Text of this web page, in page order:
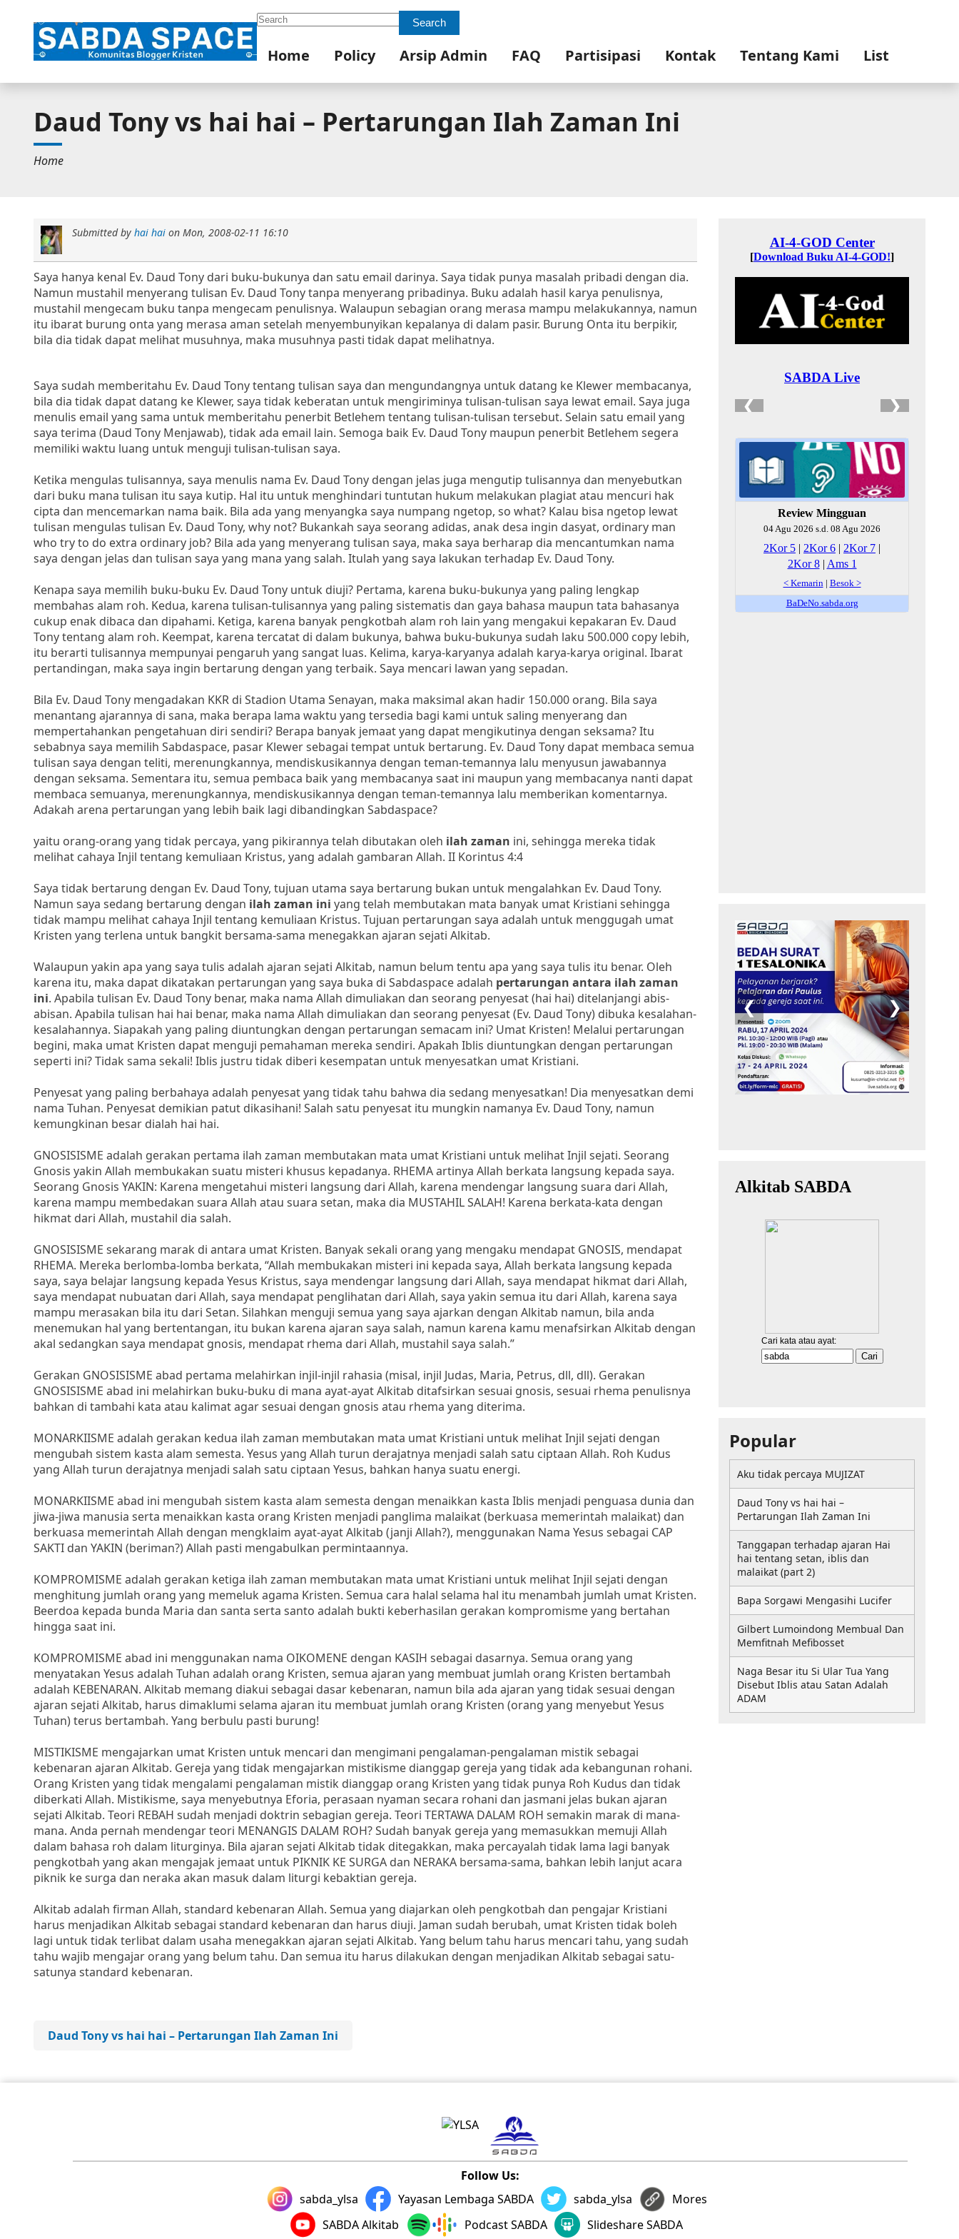
Search Search
Home Policy Arsip Admin FAQ Partisipasi Kontak Tentang Kami List
Daud Tony vs hai hai – Pertarungan Ilah Zaman Ini
Home
Submitted by hai hai on Mon, 2008-02-11 16:10
Saya hanya kenal Ev. Daud Tony dari buku-bukunya dan satu email darinya. Saya tidak punya masalah pribadi dengan dia.
Namun mustahil menyerang tulisan Ev. Daud Tony tanpa menyerang pribadinya. Buku adalah hasil karya penulisnya,
mustahil mengecam buku tanpa mengecam penulisnya. Walaupun sebagian orang merasa mampu melakukannya, namun
itu ibarat burung onta yang merasa aman setelah menyembunyikan kepalanya di dalam pasir. Burung Onta itu berpikir,
bila dia tidak dapat melihat musuhnya, maka musuhnya pasti tidak dapat melihatnya.
Saya sudah memberitahu Ev. Daud Tony tentang tulisan saya dan mengundangnya untuk datang ke Klewer membacanya,
bila dia tidak dapat datang ke Klewer, saya tidak keberatan untuk mengiriminya tulisan-tulisan saya lewat email. Saya juga
menulis email yang sama untuk memberitahu penerbit Betlehem tentang tulisan-tulisan tersebut. Selain satu email yang
saya terima (Daud Tony Menjawab), tidak ada email lain. Semoga baik Ev. Daud Tony maupun penerbit Betlehem segera
memiliki waktu luang untuk menguji tulisan-tulisan saya.
Ketika mengulas tulisannya, saya menulis nama Ev. Daud Tony dengan jelas juga mengutip tulisannya dan menyebutkan
dari buku mana tulisan itu saya kutip. Hal itu untuk menghindari tuntutan hukum melakukan plagiat atau mencuri hak
cipta dan mencemarkan nama baik. Bila ada yang menyangka saya numpang ngetop, so what? Kalau bisa ngetop lewat
tulisan mengulas tulisan Ev. Daud Tony, why not? Bukankah saya seorang adidas, anak desa ingin dasyat, ordinary man
who try to do extra ordinary job? Bila ada yang menyerang tulisan saya, maka saya berharap dia mencantumkan nama
saya dengan jelas dan tulisan saya yang mana yang salah. Itulah yang saya lakukan terhadap Ev. Daud Tony.
Kenapa saya memilih buku-buku Ev. Daud Tony untuk diuji? Pertama, karena buku-bukunya yang paling lengkap
membahas alam roh. Kedua, karena tulisan-tulisannya yang paling sistematis dan gaya bahasa maupun tata bahasanya
cukup enak dibaca dan dipahami. Ketiga, karena banyak pengkotbah alam roh lain yang mengakui kepakaran Ev. Daud
Tony tentang alam roh. Keempat, karena tercatat di dalam bukunya, bahwa buku-bukunya sudah laku 500.000 copy lebih,
itu berarti tulisannya mempunyai pengaruh yang sangat luas. Kelima, karya-karyanya adalah karya-karya original. Ibarat
pertandingan, maka saya ingin bertarung dengan yang terbaik. Saya mencari lawan yang sepadan.
Bila Ev. Daud Tony mengadakan KKR di Stadion Utama Senayan, maka maksimal akan hadir 150.000 orang. Bila saya
menantang ajarannya di sana, maka berapa lama waktu yang tersedia bagi kami untuk saling menyerang dan
mempertahankan pengetahuan diri sendiri? Berapa banyak jemaat yang dapat mengikutinya dengan seksama? Itu
sebabnya saya memilih Sabdaspace, pasar Klewer sebagai tempat untuk bertarung. Ev. Daud Tony dapat membaca semua
tulisan saya dengan teliti, merenungkannya, mendiskusikannya dengan teman-temannya lalu menyusun jawabannya
dengan seksama. Sementara itu, semua pembaca baik yang membacanya saat ini maupun yang membacanya nanti dapat
membaca semuanya, merenungkannya, mendiskusikannya dengan teman-temannya lalu memberikan komentarnya.
Adakah arena pertarungan yang lebih baik lagi dibandingkan Sabdaspace?
yaitu orang-orang yang tidak percaya, yang pikirannya telah dibutakan oleh ilah zaman ini, sehingga mereka tidak
melihat cahaya Injil tentang kemuliaan Kristus, yang adalah gambaran Allah. II Korintus 4:4
Saya tidak bertarung dengan Ev. Daud Tony, tujuan utama saya bertarung bukan untuk mengalahkan Ev. Daud Tony.
Namun saya sedang bertarung dengan ilah zaman ini yang telah membutakan mata banyak umat Kristiani sehingga
tidak mampu melihat cahaya Injil tentang kemuliaan Kristus. Tujuan pertarungan saya adalah untuk menggugah umat
Kristen yang terlena untuk bangkit bersama-sama menegakkan ajaran sejati Alkitab.
Walaupun yakin apa yang saya tulis adalah ajaran sejati Alkitab, namun belum tentu apa yang saya tulis itu benar. Oleh
karena itu, maka dapat dikatakan pertarungan yang saya buka di Sabdaspace adalah pertarungan antara ilah zaman
ini. Apabila tulisan Ev. Daud Tony benar, maka nama Allah dimuliakan dan seorang penyesat (hai hai) ditelanjangi abis-
abisan. Apabila tulisan hai hai benar, maka nama Allah dimuliakan dan seorang penyesat (Ev. Daud Tony) dibuka kesalahan-
kesalahannya. Siapakah yang paling diuntungkan dengan pertarungan semacam ini? Umat Kristen! Melalui pertarungan
begini, maka umat Kristen dapat menguji pemahaman mereka sendiri. Apakah Iblis diuntungkan dengan pertarungan
seperti ini? Tidak sama sekali! Iblis justru tidak diberi kesempatan untuk menyesatkan umat Kristiani.
Penyesat yang paling berbahaya adalah penyesat yang tidak tahu bahwa dia sedang menyesatkan! Dia menyesatkan demi
nama Tuhan. Penyesat demikian patut dikasihani! Salah satu penyesat itu mungkin namanya Ev. Daud Tony, namun
kemungkinan besar dialah hai hai.
GNOSISISME adalah gerakan pertama ilah zaman membutakan mata umat Kristiani untuk melihat Injil sejati. Seorang
Gnosis yakin Allah membukakan suatu misteri khusus kepadanya. RHEMA artinya Allah berkata langsung kepada saya.
Seorang Gnosis YAKIN: Karena mengetahui misteri langsung dari Allah, karena mendengar langsung suara dari Allah,
karena mampu membedakan suara Allah atau suara setan, maka dia MUSTAHIL SALAH! Karena berkata-kata dengan
hikmat dari Allah, mustahil dia salah.
GNOSISISME sekarang marak di antara umat Kristen. Banyak sekali orang yang mengaku mendapat GNOSIS, mendapat
RHEMA. Mereka berlomba-lomba berkata, “Allah membukakan misteri ini kepada saya, Allah berkata langsung kepada
saya, saya belajar langsung kepada Yesus Kristus, saya mendengar langsung dari Allah, saya mendapat hikmat dari Allah,
saya mendapat nubuatan dari Allah, saya mendapat penglihatan dari Allah, saya yakin semua itu dari Allah, karena saya
mampu merasakan bila itu dari Setan. Silahkan menguji semua yang saya ajarkan dengan Alkitab namun, bila anda
menemukan hal yang bertentangan, itu bukan karena ajaran saya salah, namun karena kamu menafsirkan Alkitab dengan
akal sedangkan saya mendapat gnosis, mendapat rhema dari Allah, mustahil saya salah.”
Gerakan GNOSISISME abad pertama melahirkan injil-injil rahasia (misal, injil Judas, Maria, Petrus, dll, dll). Gerakan
GNOSISISME abad ini melahirkan buku-buku di mana ayat-ayat Alkitab ditafsirkan sesuai gnosis, sesuai rhema penulisnya
bahkan di tambahi kata atau kalimat agar sesuai dengan gnosis atau rhema yang diterima.
MONARKIISME adalah gerakan kedua ilah zaman membutakan mata umat Kristiani untuk melihat Injil sejati dengan
mengubah sistem kasta alam semesta. Yesus yang Allah turun derajatnya menjadi salah satu ciptaan Allah. Roh Kudus
yang Allah turun derajatnya menjadi salah satu ciptaan Yesus, bahkan hanya suatu energi.
MONARKIISME abad ini mengubah sistem kasta alam semesta dengan menaikkan kasta Iblis menjadi penguasa dunia dan
jiwa-jiwa manusia serta menaikkan kasta orang Kristen menjadi panglima malaikat (berkuasa memerintah malaikat) dan
berkuasa memerintah Allah dengan mengklaim ayat-ayat Alkitab (janji Allah?), menggunakan Nama Yesus sebagai CAP
SAKTI dan YAKIN (beriman?) Allah pasti mengabulkan permintaannya.
KOMPROMISME adalah gerakan ketiga ilah zaman membutakan mata umat Kristiani untuk melihat Injil sejati dengan
menghitung jumlah orang yang memeluk agama Kristen. Semua cara halal selama hal itu menambah jumlah umat Kristen.
Beerdoa kepada bunda Maria dan santa serta santo adalah bukti keberhasilan gerakan kompromisme yang bertahan
hingga saat ini.
KOMPROMISME abad ini menggunakan nama OIKOMENE dengan KASIH sebagai dasarnya. Semua orang yang
menyatakan Yesus adalah Tuhan adalah orang Kristen, semua ajaran yang membuat jumlah orang Kristen bertambah
adalah KEBENARAN. Alkitab memang diakui sebagai dasar kebenaran, namun bila ada ajaran yang tidak sesuai dengan
ajaran sejati Alkitab, harus dimaklumi selama ajaran itu membuat jumlah orang Kristen (orang yang menyebut Yesus
Tuhan) terus bertambah. Yang berbulu pasti burung!
MISTIKISME mengajarkan umat Kristen untuk mencari dan mengimani pengalaman-pengalaman mistik sebagai
kebenaran ajaran Alkitab. Gereja yang tidak mengajarkan mistikisme dianggap gereja yang tidak ada kebangunan rohani.
Orang Kristen yang tidak mengalami pengalaman mistik dianggap orang Kristen yang tidak punya Roh Kudus dan tidak
diberkati Allah. Mistikisme, saya menyebutnya Eforia, perasaan nyaman secara rohani dan jasmani jelas bukan ajaran
sejati Alkitab. Teori REBAH sudah menjadi doktrin sebagian gereja. Teori TERTAWA DALAM ROH semakin marak di mana-
mana. Anda pernah mendengar teori MENANGIS DALAM ROH? Sudah banyak gereja yang memasukkan memuji Allah
dalam bahasa roh dalam liturginya. Bila ajaran sejati Alkitab tidak ditegakkan, maka percayalah tidak lama lagi banyak
pengkotbah yang akan mengajak jemaat untuk PIKNIK KE SURGA dan NERAKA bersama-sama, bahkan lebih lanjut acara
piknik ke surga dan neraka akan masuk dalam liturgi kebaktian gereja.
Alkitab adalah firman Allah, standard kebenaran Allah. Semua yang diajarkan oleh pengkotbah dan pengajar Kristiani
harus menjadikan Alkitab sebagai standard kebenaran dan harus diuji. Jaman sudah berubah, umat Kristen tidak boleh
lagi untuk tidak terlibat dalam usaha menegakkan ajaran sejati Alkitab. Yang belum tahu harus mencari tahu, yang sudah
tahu wajib mengajar orang yang belum tahu. Dan semua itu harus dilakukan dengan menjadikan Alkitab sebagai satu-
satunya standard kebenaran.
Daud Tony vs hai hai – Pertarungan Ilah Zaman Ini
Popular
Aku tidak percaya MUJIZAT
Daud Tony vs hai hai –
Pertarungan Ilah Zaman Ini
Tanggapan terhadap ajaran Hai
hai tentang setan, iblis dan
malaikat (part 2)
Bapa Sorgawi Mengasihi Lucifer
Gilbert Lumoindong Membual Dan
Memfitnah Mefibosset
Naga Besar itu Si Ular Tua Yang
Disebut Iblis atau Satan Adalah
ADAM
Follow Us:
sabda_ylsa
Yayasan Lembaga SABDA sabda_ylsa
Mores
SABDA Alkitab
Podcast SABDA Slideshare SABDA